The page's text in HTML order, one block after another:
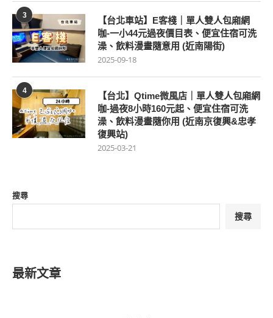
3
【台北車站】E客棧｜單人雙人包廂網
咖-一小44元過夜價目表、便宜住宿可洗
澡、飲料漫畫隨意用 (近南陽街)
2025-09-18
4
【台北】Qtime微風店｜單人雙人包廂網
咖-過夜8小時160元起、便宜住宿可洗
澡、飲料漫畫隨你用 (近南京復興&忠孝
復興站)
2025-03-21
搜尋
搜尋
最新文章